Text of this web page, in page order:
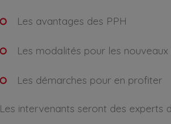
Les avantages des PPH
Les modalités pour les
Les démarches pour en profiter
Les intervenants seront des experts